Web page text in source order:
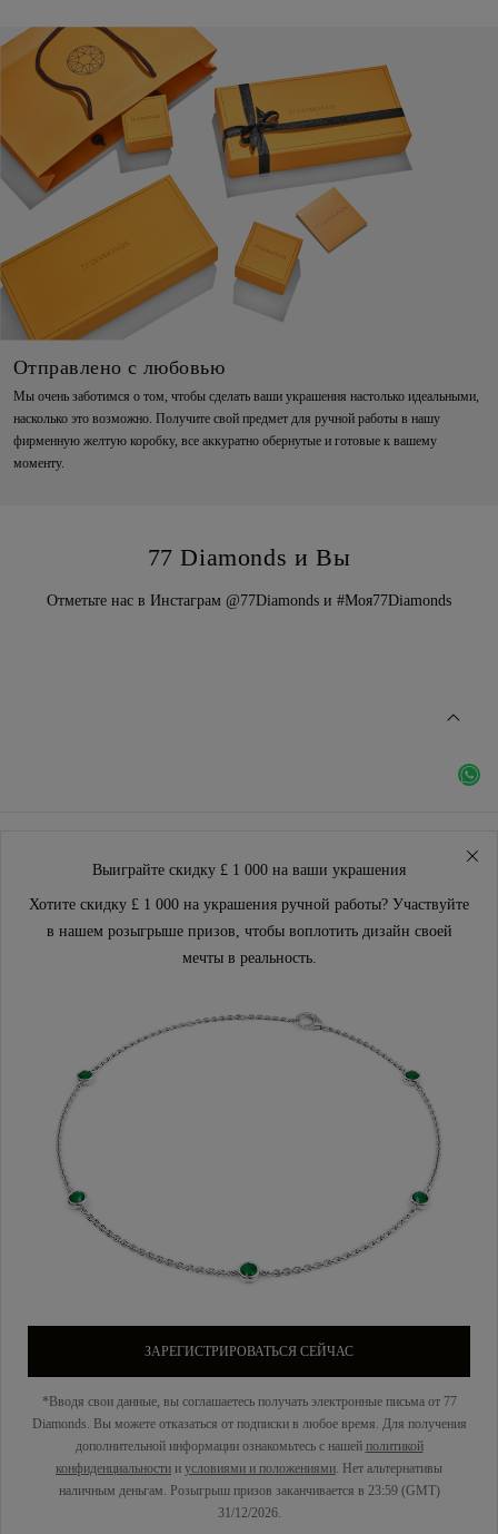
Отправлено с любовью
Мы очень заботимся о том, чтобы сделать ваши украшения настолько идеальными,
насколько это возможно. Получите свой предмет для ручной работы в нашу
фирменную желтую коробку, все аккуратно обернутые и готовые к вашему
моменту.
77 Diamonds и Вы
Отметьте нас в Инстаграм @77Diamonds и #Моя77Diamonds
Выиграйте скидку £ 1 000 на ваши украшения
Хотите скидку £ 1 000 на украшения ручной работы? Участвуйте
в нашем розыгрыше призов, чтобы воплотить дизайн своей
мечты в реальность.
ЗАРЕГИСТРИРОВАТЬСЯ СЕЙЧАС
*Вводя свои данные, вы соглашаетесь получать электронные письма от 77
Diamonds. Вы можете отказаться от подписки в любое время. Для получения
дополнительной информации ознакомьтесь с нашей политикой
конфиденциальности и условиями и положениями. Нет альтернативы
наличным деньгам. Розыгрыш призов заканчивается в 23:59 (GMT)
31/12/2026.